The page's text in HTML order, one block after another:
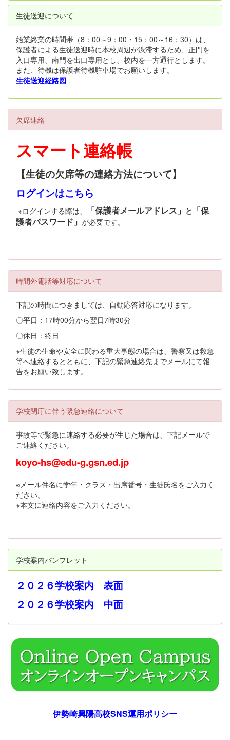
生徒送迎について
始業終業の時間帯（8：00～9：00・15：00～16：30）は、
保護者による生徒送迎時に本校周辺が渋滞するため、正門を
入口専用、南門を出口専用とし、校内を一方通行とします。
また、待機は保護者待機駐車場でお願いします。
生徒送迎経路図
欠席連絡
スマート連絡帳
【生徒の欠席等の連絡方法について】
ログインはこちら
※ログインする際は、 「保護者メールアドレス」 と 「保
護者パスワード」 が必要です。
時間外電話等対応について
下記の時間につきましては、自動応答対応になります。
〇平日：17時00分から翌日7時30分
〇休日：終日
※生徒の生命や安全に関わる重大事態の場合は、警察又は救急
等へ連絡するとともに、下記の緊急連絡先までメールにて報
告をお願い致します。
学校閉庁に伴う緊急連絡について
事故等で緊急に連絡する必要が生じた場合は、下記メールで
ご連絡ください。
koyo-hs@edu-g.gsn.ed.jp
※メール件名に学年・クラス・出席番号・生徒氏名をご入力く
ださい。
※本文に連絡内容をご入力ください。
学校案内パンフレット
２０２６学校案内 表面
２０２６学校案内 中面
伊勢崎興陽高校SNS運用ポリシー